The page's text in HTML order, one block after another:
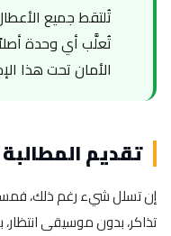
تُلتقط جميع
الأمان تحت هذا
تقديم المطالبة في 3
إن تسلل شيء رغم ذلك،
تذاكر، بدون موسيقى